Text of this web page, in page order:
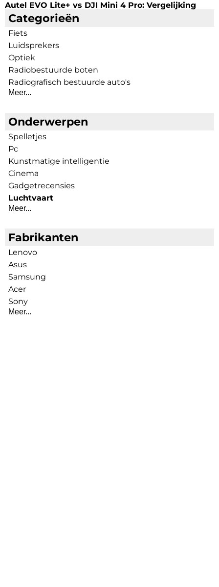
Autel EVO Lite+ vs DJI Mini 4 Pro: Vergelijking
Categorieën
Fiets
Luidsprekers
Optiek
Radiobestuurde boten
Radiografisch bestuurde auto's
Meer...
Onderwerpen
Spelletjes
Pc
Kunstmatige intelligentie
Cinema
Gadgetrecensies
Luchtvaart
Meer...
Fabrikanten
Lenovo
Asus
Samsung
Acer
Sony
Meer...